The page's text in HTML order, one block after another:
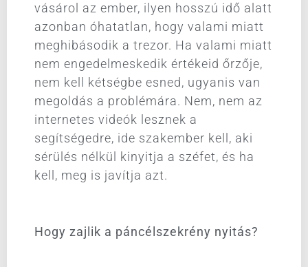
vásárol az ember, ilyen hosszú idő alatt
azonban óhatatlan, hogy valami miatt
meghibásodik a trezor. Ha valami miatt
nem engedelmeskedik értékeid őrzője,
nem kell kétségbe esned, ugyanis van
megoldás a problémára. Nem, nem az
internetes videók lesznek a
segítségedre, ide szakember kell, aki
sérülés nélkül kinyitja a széfet, és ha
kell, meg is javítja azt.
Hogy zajlik a páncélszekrény nyitás?